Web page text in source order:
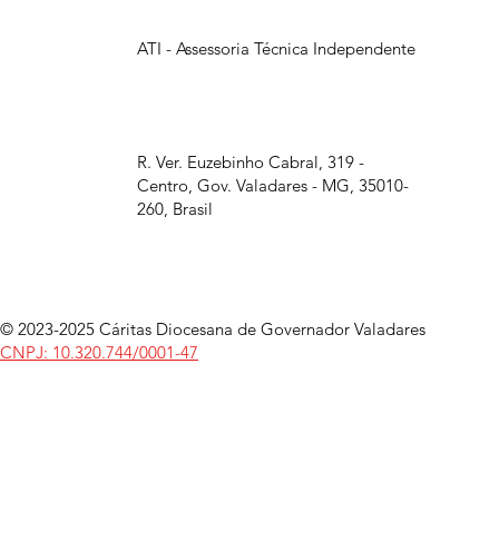
© 2023-2025 Cáritas Diocesana de Governador Valadares
CNPJ: 10.320.744/0001-47
ATI - Assessoria Técnica Independente
R. Ver. Euzebinho Cabral, 319 -
Centro, Gov. Valadares - MG, 35010-
260, Brasil